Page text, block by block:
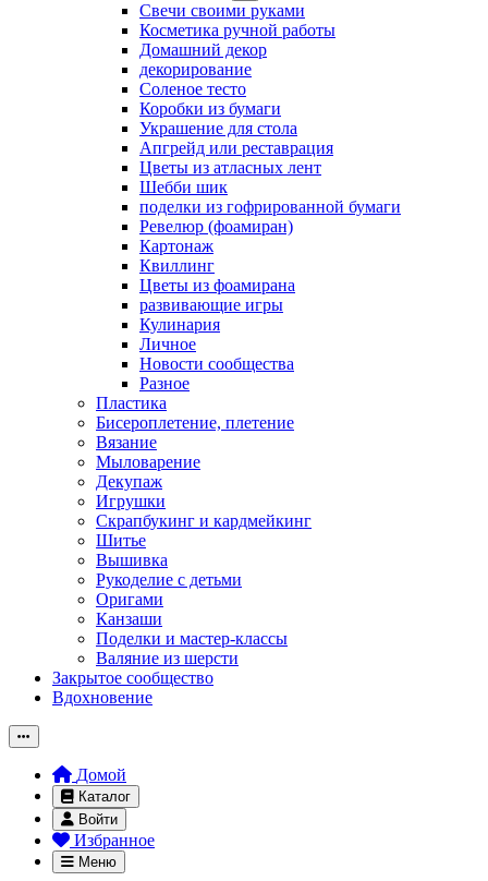
Свечи своими руками
Косметика ручной работы
Домашний декор
декорирование
Соленое тесто
Коробки из бумаги
Украшение для стола
Апгрейд или реставрация
Цветы из атласных лент
Шебби шик
поделки из гофрированной бумаги
Ревелюр (фоамиран)
Картонаж
Квиллинг
Цветы из фоамирана
развивающие игры
Кулинария
Личное
Новости сообщества
Разное
Пластика
Бисероплетение, плетение
Вязание
Мыловарение
Декупаж
Игрушки
Скрапбукинг и кардмейкинг
Шитье
Вышивка
Рукоделие с детьми
Оригами
Канзаши
Поделки и мастер-классы
Валяние из шерсти
Закрытое сообщество
Вдохновение
Домой
Каталог
Войти
Избранное
Меню